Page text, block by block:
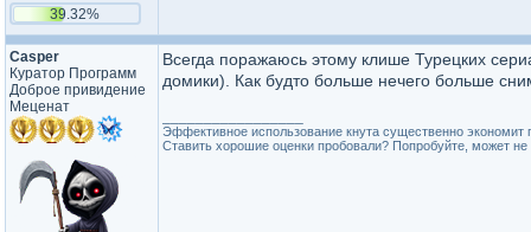
39.32%
Casper
Куратор Программ
Доброе привидение
Меценат
Всегда поражаюсь этому клише Турецких
домики). Как будто больше нечего больше
Эффективное использование кнута существенно экономит
Ставить хорошие оценки пробовали? Попробуйте, может